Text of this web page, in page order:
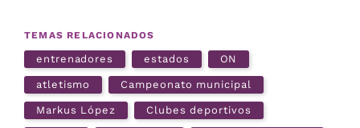
TEMAS RELACIONADOS
entrenadores estados ON
atletismo Campeonato municipal
Markus López Clubes deportivos